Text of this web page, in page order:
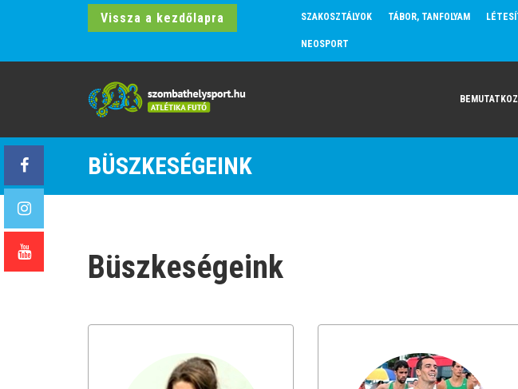
Vissza a kezdőlapra SZAKOSZTÁLYOK TÁBOR, TANFOLYAM
NEOSPORT
BÜSZKESÉGEINK
Büszkeségeink